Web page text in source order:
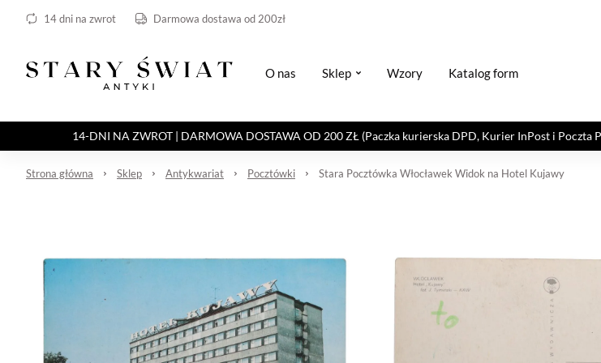
14 dni na zwrot Darmowa dostawa od 200zł
O nas Sklep Wzory Katalog form
14-DNI NA ZWROT | DARMOWA DOSTAWA OD 200 ZŁ (Paczka kurierska DPD, Kurier InPost i Poczta
Strona główna Sklep Antykwariat Pocztówki Stara Pocztówka Włocławek Widok na Hotel Kujawy